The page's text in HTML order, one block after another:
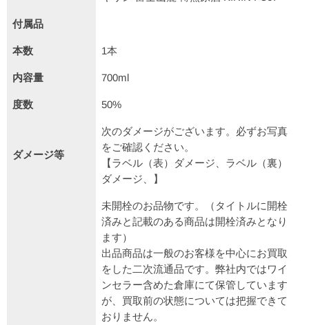
付属品
本数 1本
内容量 700ml
度数 50%
ダメージ等
次のダメージがございます。必ずお写真
をご確認ください。
【ラベル（表）ダメージ、ラベル（裏）
ダメージ、】
未開栓のお品物です。（タイトルに開栓
済みと記載のある商品は開栓済みとなり
ます）
出品商品は一般のお客様を中心にお買取
をした二次流通品です。弊社内ではワイ
ンセラー含めた倉庫にて保管しています
が、買取前の状態については把握できて
おりません。